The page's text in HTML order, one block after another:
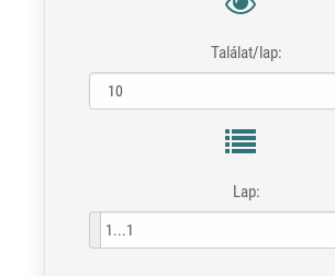
Találat/lap:
Lap: